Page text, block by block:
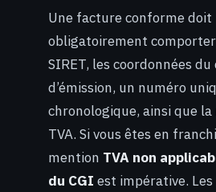
Une facture conforme doit
obligatoirement
SIRET, les coordonnées
d’émission, un numéro
chronologique, ainsi que
TVA. Si vous êtes en
mention TVA non
du CGI est impérative.